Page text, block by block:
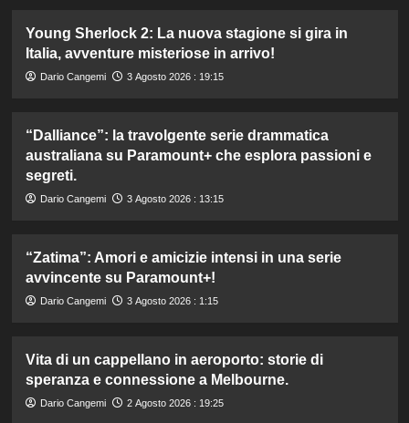
Young Sherlock 2: La nuova stagione si gira in
Italia, avventure misteriose in arrivo!
Dario Cangemi 3 Agosto 2026 : 19:15
“Dalliance”: la travolgente serie drammatica
australiana su Paramount+ che esplora passioni e
segreti.
Dario Cangemi 3 Agosto 2026 : 13:15
“Zatima”: Amori e amicizie intensi in una serie
avvincente su Paramount+!
Dario Cangemi 3 Agosto 2026 : 1:15
Vita di un cappellano in aeroporto: storie di
speranza e connessione a Melbourne.
Dario Cangemi 2 Agosto 2026 : 19:25